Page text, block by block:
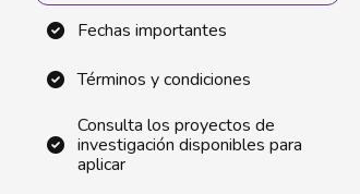
Fechas importantes
Términos y condiciones
Consulta los proyectos de
investigación disponibles para
aplicar